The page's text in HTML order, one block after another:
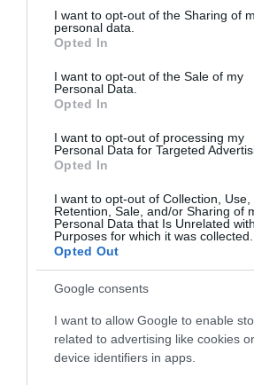
not limited to your visit or usage
grant or deny consent to Google and its
use your data for below specified
consent section.
I want to opt-out of the Sharing of
personal data.
Opted In
I want to opt-out of the Sale of my
Personal Data.
Opted In
I want to opt-out of processing my
Personal Data for Targeted
Opted In
I want to opt-out of Collection, Use,
Retention, Sale, and/or Sharing of
Personal Data that Is Unrelated
Purposes for which it was collected.
Opted Out
Google consents
I want to allow Google to enable
related to advertising like cookies
device identifiers in apps.
di più idee, non di più
27 Luglio 2026